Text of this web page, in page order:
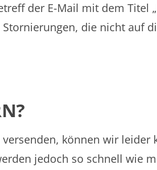
der E-Mail mit dem
die nicht auf
können wir
jedoch so schnell wie